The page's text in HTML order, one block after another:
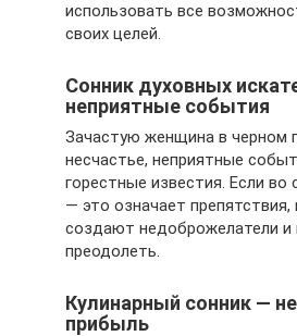
использовать все
своих целей.
Сонник духовных
неприятные события
Зачастую женщина в черном
несчастье, неприятные
горестные известия. Если
— это означает
создают недоброжелатели и
преодолеть.
Кулинарный сонник —
прибыль